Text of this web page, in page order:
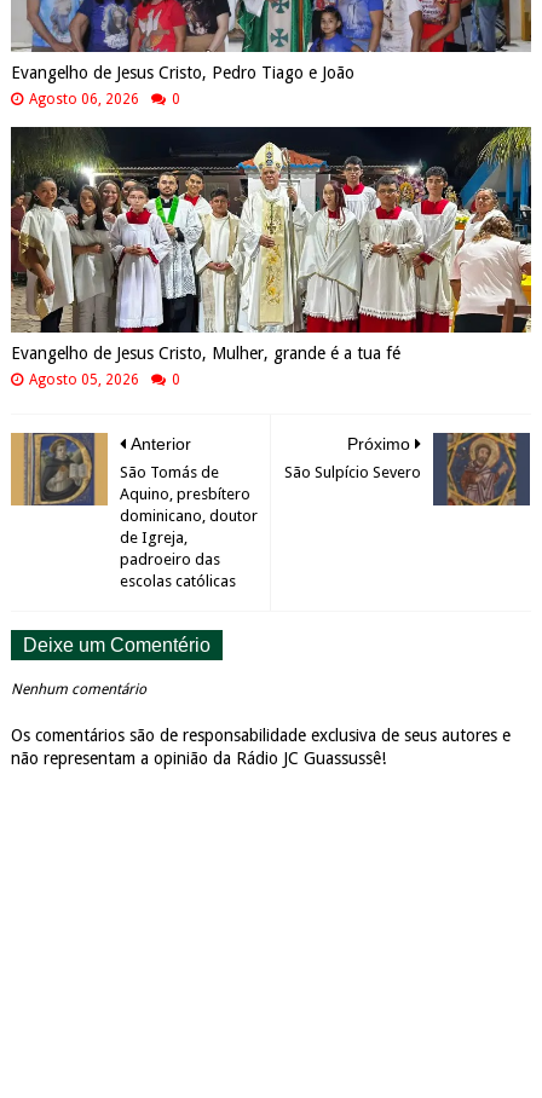
Evangelho de Jesus Cristo, Pedro Tiago e João
Agosto 06, 2026 0
Evangelho de Jesus Cristo, Mulher, grande é a tua fé
Agosto 05, 2026 0
Próximo
São Sulpício Severo
Anterior
São Tomás de
Aquino, presbítero
dominicano, doutor
de Igreja,
padroeiro das
escolas católicas
Deixe um Comentério
Nenhum comentário
Os comentários são de responsabilidade exclusiva de seus autores e
não representam a opinião da Rádio JC Guassussê!